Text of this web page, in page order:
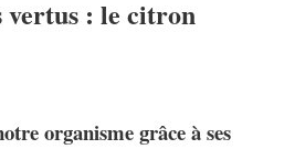
vertus : le citron
organismegrâce à ses